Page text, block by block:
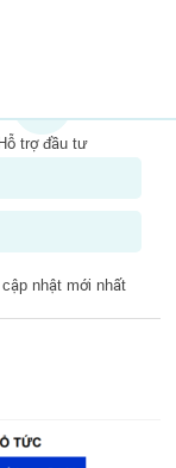
Hỗ trợ đầu tư
nhật mới nhất